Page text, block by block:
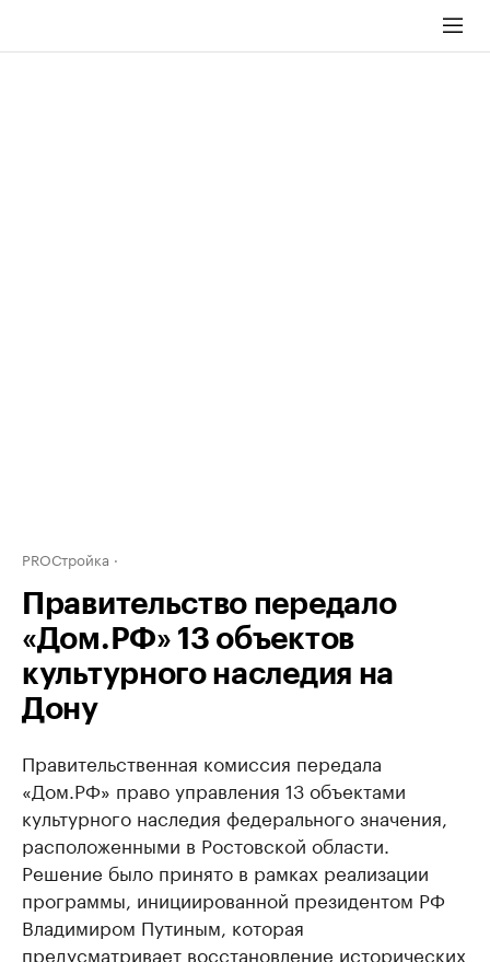
PROСтройка
Правительство передало
«Дом.РФ» 13 объектов
культурного наследия на
Дону
Правительственная комиссия передала
«Дом.РФ» право управления 13 объектами
культурного наследия федерального значения,
расположенными в Ростовской области.
Решение было принято в рамках реализации
программы, инициированной президентом РФ
Владимиром Путиным, которая
предусматривает восстановление исторических